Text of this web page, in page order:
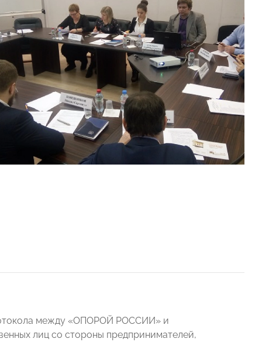
между «ОПОРОЙ РОССИИ» и
лиц со стороны предпринимателей,